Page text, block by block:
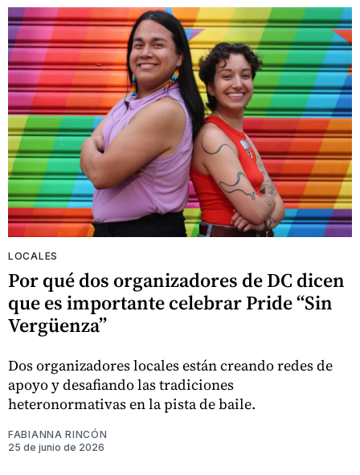
LOCALES
Por qué dos organizadores de DC dicen
que es importante celebrar Pride “Sin
Vergüenza”
Dos organizadores locales están creando redes de
apoyo y desafiando las tradiciones
heteronormativas en la pista de baile.
FABIANNA RINCÓN
25 de junio de 2026